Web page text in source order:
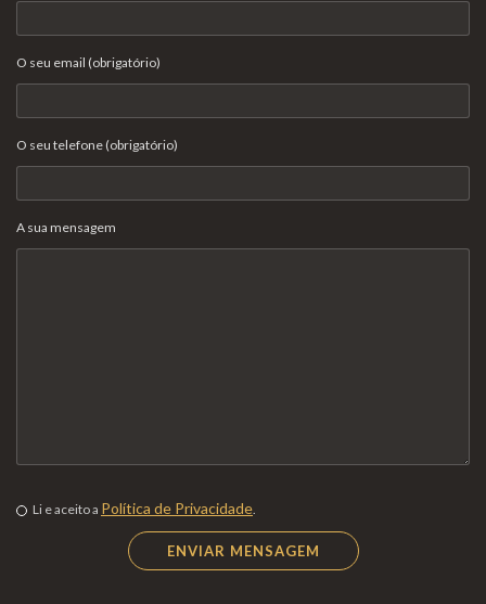
O seu email (obrigatório)
O seu telefone (obrigatório)
A sua mensagem
Li e aceito a Política de Privacidade.